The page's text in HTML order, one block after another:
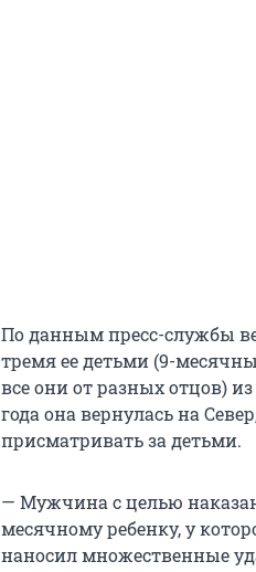
По данным пресс-службы
тремя ее детьми (9-
все они от разных отцов)
года она вернулась на
присматривать за детьми.
— Мужчина с целью
месячному ребенку, у
наносил множественные